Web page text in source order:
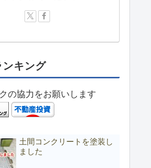
ンキング
の協力をお願いします
土間コンクリートを塗装し
ました